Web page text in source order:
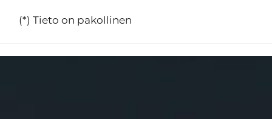
(*) Tieto on pakollinen